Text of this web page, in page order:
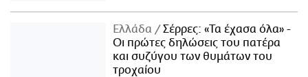
Ελλάδα
Σέρρες: «Τα έχασα όλα» -
Οι πρώτες δηλώσεις του πατέρα
και συζύγου των θυμάτων του
τροχαίου